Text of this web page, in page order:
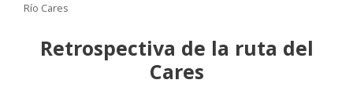
Río Cares
Retrospectiva de la ruta del
Cares